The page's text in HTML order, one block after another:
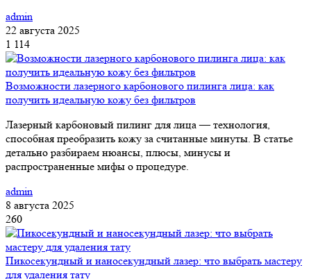
admin
22 августа 2025
1 114
Возможности лазерного карбонового пилинга лица: как
получить идеальную кожу без фильтров
Лазерный карбоновый пилинг для лица — технология,
способная преобразить кожу за считанные минуты. В статье
детально разбираем нюансы, плюсы, минусы и
распространенные мифы о процедуре.
admin
8 августа 2025
260
Пикосекундный и наносекундный лазер: что выбрать мастеру
для удаления тату